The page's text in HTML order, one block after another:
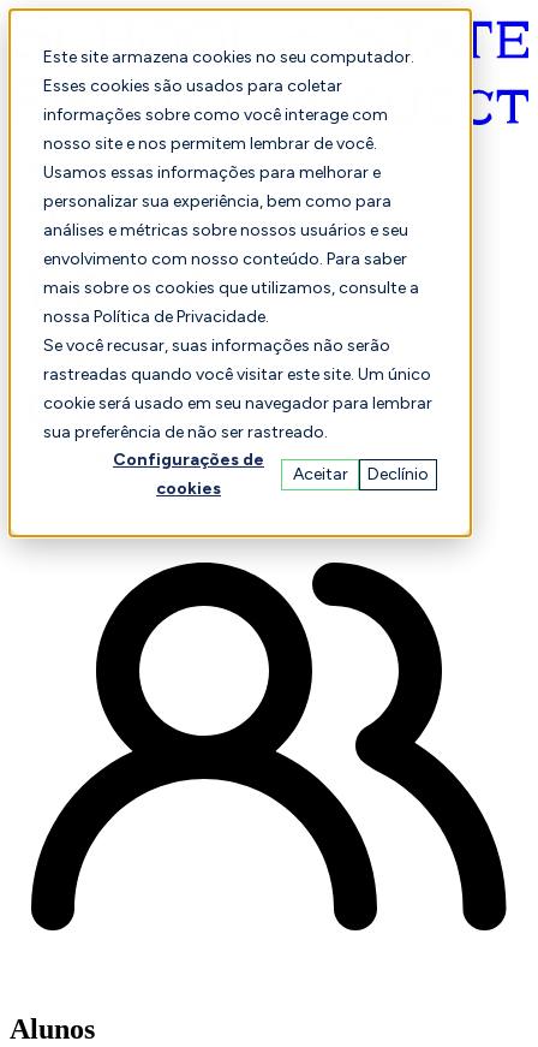
Este site armazena cookies no seu computador.
Esses cookies são usados para coletar
informações sobre como você interage com
nosso site e nos permitem lembrar de você.
Usamos essas informações para melhorar e
personalizar sua experiência, bem como para
análises e métricas sobre nossos usuários e seu
envolvimento com nosso conteúdo. Para saber
mais sobre os cookies que utilizamos, consulte a
nossa Política de Privacidade.
Se você recusar, suas informações não serão
rastreadas quando você visitar este site. Um único
cookie será usado em seu navegador para lembrar
sua preferência de não ser rastreado.
Configurações de
cookies
Aceitar Declínio
Português
Selecionado Comparação
Finança Desempenho
Alunos